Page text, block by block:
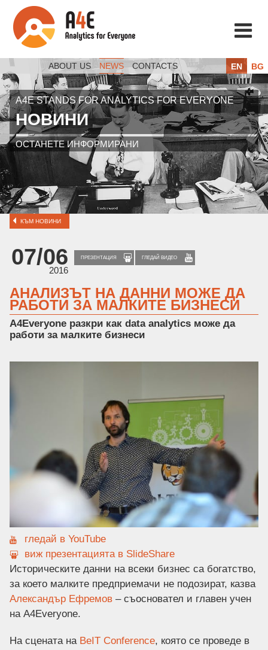
ABOUT US NEWS CONTACTS EN BG
A4E STANDS FOR ANALYTICS FOR EVERYONE
НОВИНИ
ОСТАНЕТЕ ИНФОРМИРАНИ
КЪМ НОВИНИ
07/06
2016
ПРЕЗЕНТАЦИЯ ГЛЕДАЙ ВИДЕО
АНАЛИЗЪТ НА ДАННИ МОЖЕ ДА
РАБОТИ ЗА МАЛКИТЕ БИЗНЕСИ
A4Everyone разкри как data analytics може да
работи за малките бизнеси
гледай в YouTube
виж презентацията в SlideShare
Историческите данни на всеки бизнес са богатство,
за което малките предприемачи не подозират, казва
Александър Ефремов– съосновател и главен учен
на A4Everyone.
На сцената на BeIT Conference, която се проведе в